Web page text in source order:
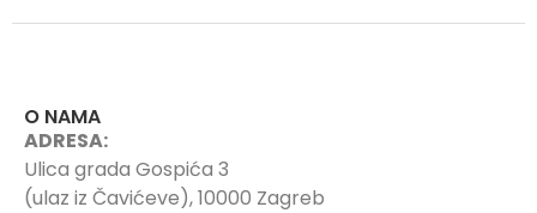
O NAMA
ADRESA:
Ulica grada Gospića 3
(ulaz iz Čavićeve), 10000 Zagreb